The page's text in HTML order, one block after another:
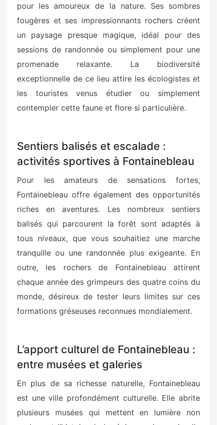
pour les amoureux de la nature. Ses sombres
fougères et ses impressionnants rochers créent
un paysage presque magique, idéal pour des
sessions de randonnée ou simplement pour une
promenade relaxante. La biodiversité
exceptionnelle de ce lieu attire les écologistes et
les touristes venus étudier ou simplement
contempler cette faune et flore si particulière.
Sentiers balisés et escalade :
activités sportives à Fontainebleau
Pour les amateurs de sensations fortes,
Fontainebleau offre également des opportunités
riches en aventures. Les nombreux sentiers
balisés qui parcourent la forêt sont adaptés à
tous niveaux, que vous souhaitiez une marche
tranquille ou une randonnée plus exigeante. En
outre, les rochers de Fontainebleau attirent
chaque année des grimpeurs des quatre coins du
monde, désireux de tester leurs limites sur ces
formations gréseuses reconnues mondialement.
L’apport culturel de Fontainebleau :
entre musées et galeries
En plus de sa richesse naturelle, Fontainebleau
est une ville profondément culturelle. Elle abrite
plusieurs musées qui mettent en lumière non